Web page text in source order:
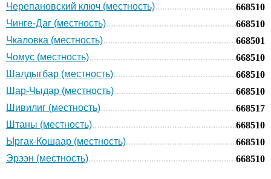
Черепановский ключ (местность)
668510
Чинге-Даг (местность)
668510
Чкаловка (местность)
668501
Чомус (местность)
668510
Шалдыгбар (местность)
668510
Шар-Чыдар (местность)
668510
Шивилиг (местность)
668517
Штаны (местность)
668510
Ыргак-Кошаар (местность)
668510
Эрээн (местность)
668510